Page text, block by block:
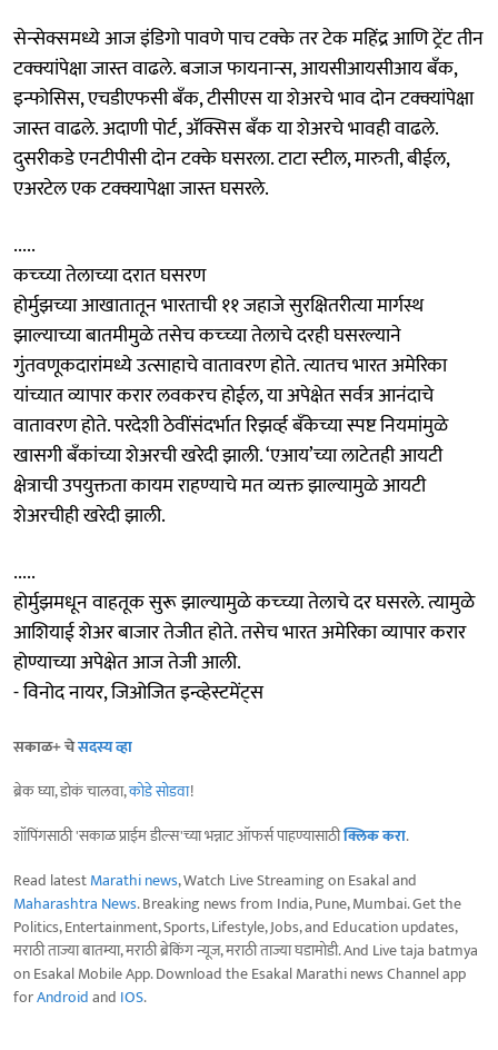
सेन्सेक्समध्ये आज इंडिगो पावणे पाच टक्के तर टेक महिंद्र आणि ट्रेंट तीन
टक्क्यांपेक्षा जास्त वाढले. बजाज फायनान्स, आयसीआयसीआय बँक,
इन्फोसिस, एचडीएफसी बँक, टीसीएस या शेअरचे भाव दोन टक्क्यांपेक्षा
जास्त वाढले. अदाणी पोर्ट, ॲक्सिस बँक या शेअरचे भावही वाढले.
दुसरीकडे एनटीपीसी दोन टक्के घसरला. टाटा स्टील, मारुती, बीईल,
एअरटेल एक टक्क्यापेक्षा जास्त घसरले.
.....
कच्च्या तेलाच्या दरात घसरण
होर्मुझच्या आखातातून भारताची ११ जहाजे सुरक्षितरीत्या मार्गस्थ
झाल्याच्या बातमीमुळे तसेच कच्च्या तेलाचे दरही घसरल्याने
गुंतवणूकदारांमध्ये उत्साहाचे वातावरण होते. त्यातच भारत अमेरिका
यांच्यात व्यापार करार लवकरच होईल, या अपेक्षेत सर्वत्र आनंदाचे
वातावरण होते. परदेशी ठेवींसंदर्भात रिझर्व्ह बँकेच्या स्पष्ट नियमांमुळे
खासगी बँकांच्या शेअरची खरेदी झाली. ‘एआय’च्या लाटेतही आयटी
क्षेत्राची उपयुक्तता कायम राहण्याचे मत व्यक्त झाल्यामुळे आयटी
शेअरचीही खरेदी झाली.
.....
होर्मुझमधून वाहतूक सुरू झाल्यामुळे कच्च्या तेलाचे दर घसरले. त्यामुळे
आशियाई शेअर बाजार तेजीत होते. तसेच भारत अमेरिका व्यापार करार
होण्याच्या अपेक्षेत आज तेजी आली.
- विनोद नायर, जिओजित इन्व्हेस्टमेंट्स
सकाळ+ चेसदस्य व्हा
ब्रेक घ्या, डोकं चालवा,कोडे सोडवा!
शॉपिंगसाठी 'सकाळ प्राईम डील्स'च्या भन्नाट ऑफर्स पाहण्यासाठीक्लिक करा.
Read latestMarathi news, Watch Live Streaming on Esakal and
Maharashtra News. Breaking news from India, Pune, Mumbai. Get the
Politics, Entertainment, Sports, Lifestyle, Jobs, and Education updates,
मराठी ताज्या बातम्या, मराठी ब्रेकिंग न्यूज, मराठी ताज्या घडामोडी. And Live taja batmya
on Esakal Mobile App. Download the Esakal Marathi news Channel app
forAndroidand IOS.